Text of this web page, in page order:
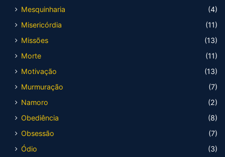
Mesquinharia
(4)
Misericórdia
(11)
Missões
(13)
Morte
(11)
Motivação
(13)
Murmuração
(7)
Namoro
(2)
Obediência
(8)
Obsessão
(7)
Ódio
(3)